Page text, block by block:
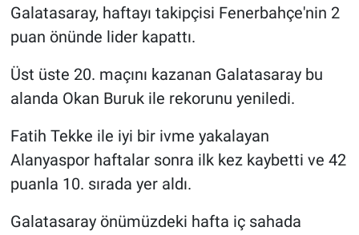
Galatasaray, haftayı takipçisi Fenerbahçe'nin 2
puan önünde lider kapattı.
Üst üste 20. maçını kazanan Galatasaray bu
alanda Okan Buruk ile rekorunu yeniledi.
Fatih Tekke ile iyi bir ivme yakalayan
Alanyaspor haftalar sonra ilk kez kaybetti ve 42
puanla 10. sırada yer aldı.
Galatasaray önümüzdeki hafta iç sahada